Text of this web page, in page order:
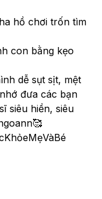
hồ chơi trốn tìm
con bằng kẹo
dễ sụt sịt, mệt
đưa các bạn
siêu hiền, siêu